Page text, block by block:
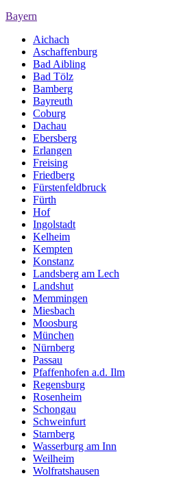
Bayern
Aichach
Aschaffenburg
Bad Aibling
Bad Tölz
Bamberg
Bayreuth
Coburg
Dachau
Ebersberg
Erlangen
Freising
Friedberg
Fürstenfeldbruck
Fürth
Hof
Ingolstadt
Kelheim
Kempten
Konstanz
Landsberg am Lech
Landshut
Memmingen
Miesbach
Moosburg
München
Nürnberg
Passau
Pfaffenhofen a.d. Ilm
Regensburg
Rosenheim
Schongau
Schweinfurt
Starnberg
Wasserburg am Inn
Weilheim
Wolfratshausen